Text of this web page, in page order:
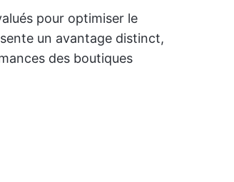
pour optimiser le
un avantage distinct,
des boutiques